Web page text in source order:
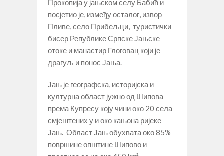
Прокопија у јањском селу Бабић и
посјетио је, између осталог, извор
Пливе, село Прибељци, туристички
бисер Републике Српске Јањске
отоке и манастир Глоговац који је
драгуљ и понос Јања.
Јањ је географска, историјска и
културна област јужно од Шипова
према Купресу коју чини око 20 села
смјештених у и око кањона ријеке
Јањ. Област Јањ обухвата око 85%
површине општине Шипово и